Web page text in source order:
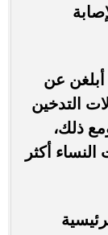
عن
التدخين
ذلك،
أكثر